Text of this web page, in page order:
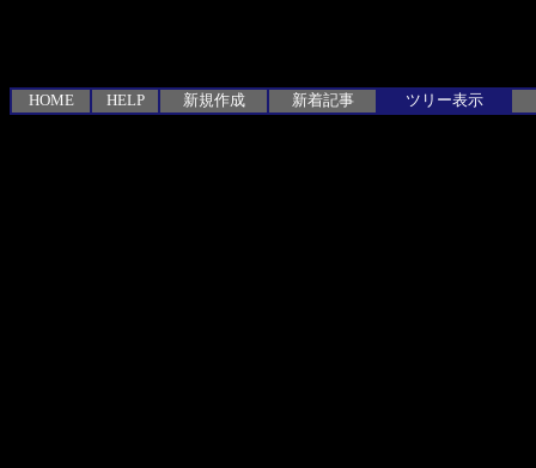
HOME HELP 新規作成 新着記事 ツリー表示